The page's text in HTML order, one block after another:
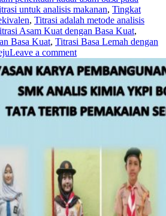
untuk analisis makanan, Tingkat
, Titrasi adalah metode analisis
Asam Kuat dengan Basa Kuat,
Basa Kuat, Titrasi Basa Lemah dengan
Leave a comment